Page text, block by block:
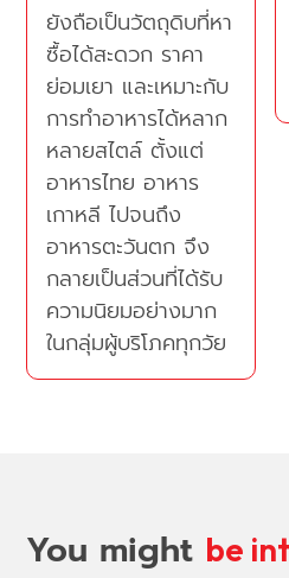
ยังถือเป็นวัตถุดิบที่หา
ซื้อได้สะดวก ราคา
ย่อมเยา และเหมาะกับ
การทำอาหารได้หลาก
หลายสไตล์ ตั้งแต่
อาหารไทย อาหาร
เกาหลี ไปจนถึง
อาหารตะวันตก จึง
กลายเป็นส่วนที่ได้รับ
ความนิยมอย่างมาก
ในกลุ่มผู้บริโภคทุกวัย
You might be